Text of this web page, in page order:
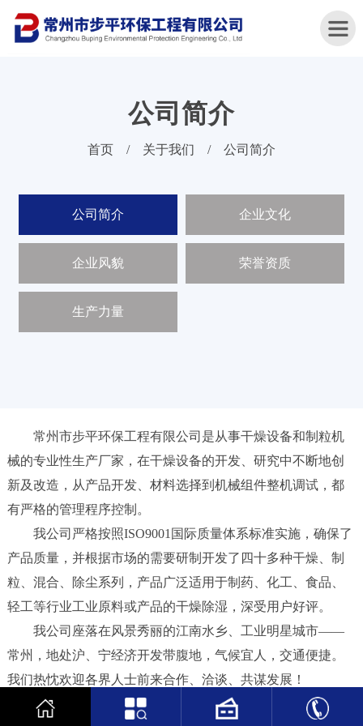
我
产
心
工
程
案
例
客
中
心
人
才
中
公司简介
首页 / 关于我们 / 公司简介
公司简介 企业文化
企业风貌 荣誉资质
生产力量
常州市步平环保工程有限公司是从事干燥设备和制粒机
械的专业性生产厂家，在干燥设备的开发、研究中不断地创
新及改造，从产品开发、材料选择到机械组件整机调试，都
有严格的管理程序控制。
我公司严格按照ISO9001国际质量体系标准实施，确保了
产品质量，并根据市场的需要研制开发了四十多种干燥、制
粒、混合、除尘系列，产品广泛适用于制药、化工、食品、
轻工等行业工业原料或产品的干燥除湿，深受用户好评。
我公司座落在风景秀丽的江南水乡、工业明星城市——
常州，地处沪、宁经济开发带腹地，气候宜人，交通便捷。
我们热忱欢迎各界人士前来合作、洽谈、共谋发展！